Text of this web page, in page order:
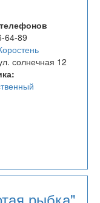
64-89
солнечная 12